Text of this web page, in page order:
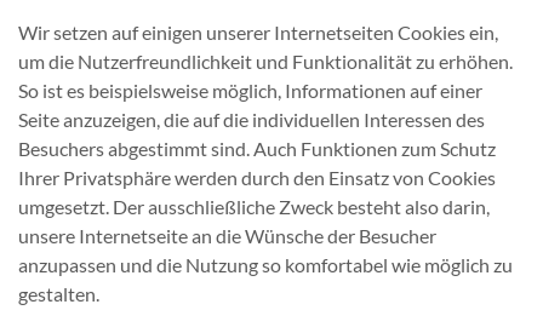
Wir setzen auf einigen unserer Internetseiten Cookies ein,
um die Nutzerfreundlichkeit und Funktionalität zu erhöhen.
So ist es beispielsweise möglich, Informationen auf einer
Seite anzuzeigen, die auf die individuellen Interessen des
Besuchers abgestimmt sind. Auch Funktionen zum Schutz
Ihrer Privatsphäre werden durch den Einsatz von Cookies
umgesetzt. Der ausschließliche Zweck besteht also darin,
unsere Internetseite an die Wünsche der Besucher
anzupassen und die Nutzung so komfortabel wie möglich zu
gestalten.